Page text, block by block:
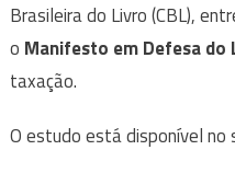
Brasileira do Livro (CBL),
o Manifesto em Defesa do
taxação.
O estudo está disponível no